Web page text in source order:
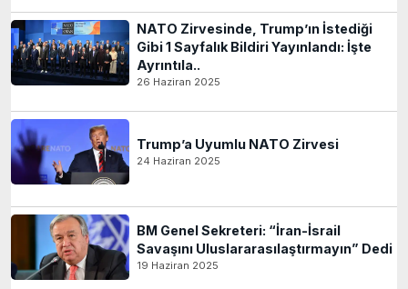
NATO Zirvesinde, Trump’ın İstediği
Gibi 1 Sayfalık Bildiri Yayınlandı: İşte
Ayrıntıla..
26 Haziran 2025
Trump’a Uyumlu NATO Zirvesi
24 Haziran 2025
BM Genel Sekreteri: “İran-İsrail
Savaşını Uluslararasılaştırmayın” Dedi
19 Haziran 2025